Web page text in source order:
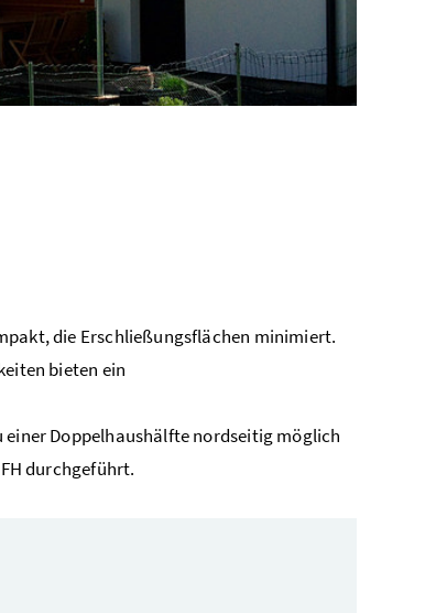
die Erschließungsflächen minimiert.
bieten ein
einer Doppelhaushälfte nordseitig möglich
durchgeführt.